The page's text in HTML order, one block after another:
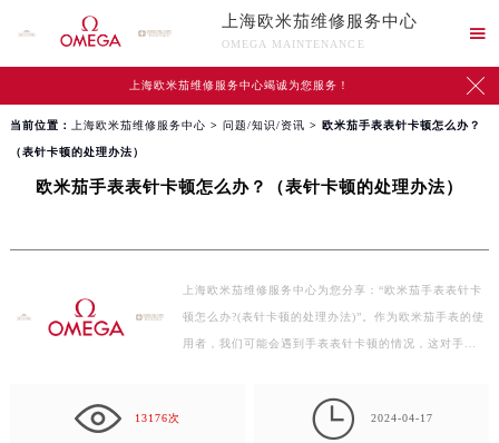
上海欧米茄维修服务中心
OMEGA MAINTENANCE

上海欧米茄维修服务中心竭诚为您服务！ 
当前位置： 上海欧米茄维修服务中心 > 问题/知识/资讯 > 欧米茄手表表针卡顿怎么办？
（表针卡顿的处理办法）
欧米茄手表表针卡顿怎么办？（表针卡顿的处理办法）
上海欧米茄维修服务中心为您分享：“欧米茄手表表针卡
顿怎么办?(表针卡顿的处理办法)”。作为欧米茄手表的使
用者，我们可能会遇到手表表针卡顿的情况，这对手…
13176次  2024-04-17